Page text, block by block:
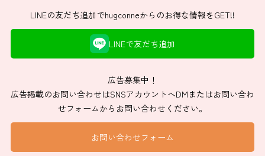
LINEの友だち追加でhugconneからのお得な情報をGET!!
LINEで友だち追加
広告募集中！
広告掲載のお問い合わせはSNSアカウントへDMまたはお問い合わ
せフォームからお問い合わせください。
お問い合わせフォーム